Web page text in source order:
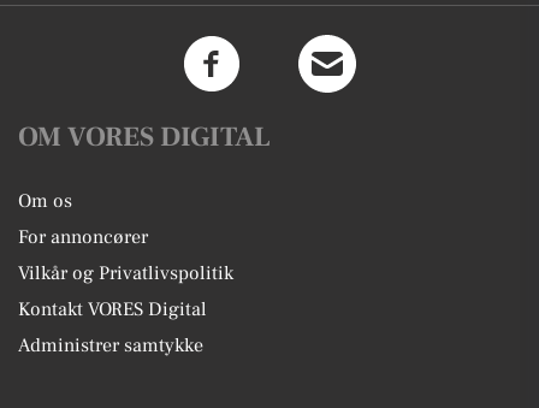
OM VORES DIGITAL
Om os
For annoncører
Vilkår og Privatlivspolitik
Kontakt VORES Digital
Administrer samtykke